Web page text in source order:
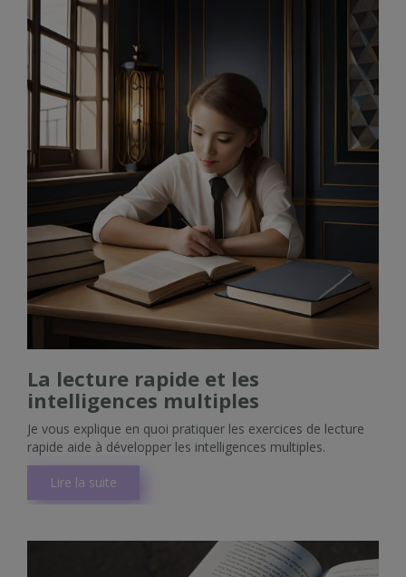
La lecture rapide et les
intelligences multiples
Je vous explique en quoi pratiquer les exercices de lecture
rapide aide à développer les intelligences multiples.
Lire la suite